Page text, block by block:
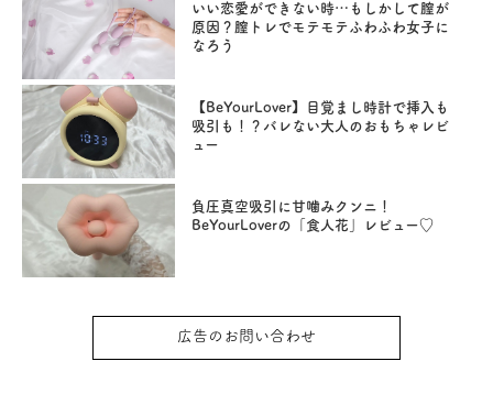
いい恋愛ができない時…もしかして膣が
原因？膣トレでモテモテふわふわ女子に
なろう
【BeYourLover】目覚まし時計で挿入も
吸引も！？バレない大人のおもちゃレビ
ュー
負圧真空吸引に甘噛みクンニ！
BeYourLoverの「食人花」レビュー♡
広告のお問い合わせ